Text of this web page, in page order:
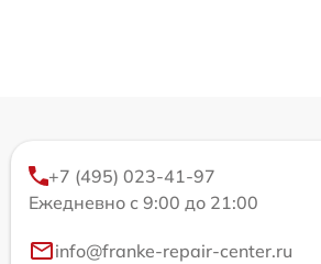
+7 (495) 023-41-97
Ежедневно с 9:00 до 21:00
info@franke-repair-center.ru